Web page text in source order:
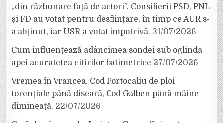
„din răzbunare față de actori”. Consilierii PSD, PNL
și FD au votat pentru desființare, în timp ce AUR s-
a abținut, iar USR a votat împotrivă. 31/07/2026
Cum influențează adâncimea sondei sub oglinda
apei acuratețea citirilor batimetrice 27/07/2026
Vremea în Vrancea. Cod Portocaliu de ploi
torențiale până diseară, Cod Galben până mâine
dimineață. 22/07/2026